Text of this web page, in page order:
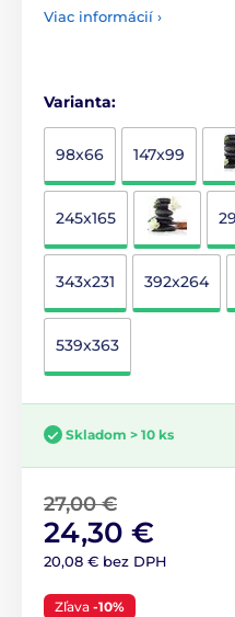
Viac informácií ›
Varianta:
98x66 147x99
245x165
343x231 392x264
539x363
Skladom > 10 ks
27,00 €
24,30 €
20,08 € bez DPH
Zľava -10%